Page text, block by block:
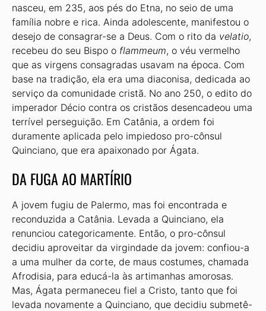
nasceu, em 235, aos pés do Etna, no seio de uma
família nobre e rica. Ainda adolescente, manifestou o
desejo de consagrar-se a Deus. Com o rito da velatio,
recebeu do seu Bispo o flammeum, o véu vermelho
que as virgens consagradas usavam na época. Com
base na tradição, ela era uma diaconisa, dedicada ao
serviço da comunidade cristã. No ano 250, o edito do
imperador Décio contra os cristãos desencadeou uma
terrível perseguição. Em Catânia, a ordem foi
duramente aplicada pelo impiedoso pro-cônsul
Quinciano, que era apaixonado por Ágata.
DA FUGA AO MARTÍRIO
A jovem fugiu de Palermo, mas foi encontrada e
reconduzida a Catânia. Levada a Quinciano, ela
renunciou categoricamente. Então, o pro-cônsul
decidiu aproveitar da virgindade da jovem: confiou-a
a uma mulher da corte, de maus costumes, chamada
Afrodisia, para educá-la às artimanhas amorosas.
Mas, Ágata permaneceu fiel a Cristo, tanto que foi
levada novamente a Quinciano, que decidiu submetê-